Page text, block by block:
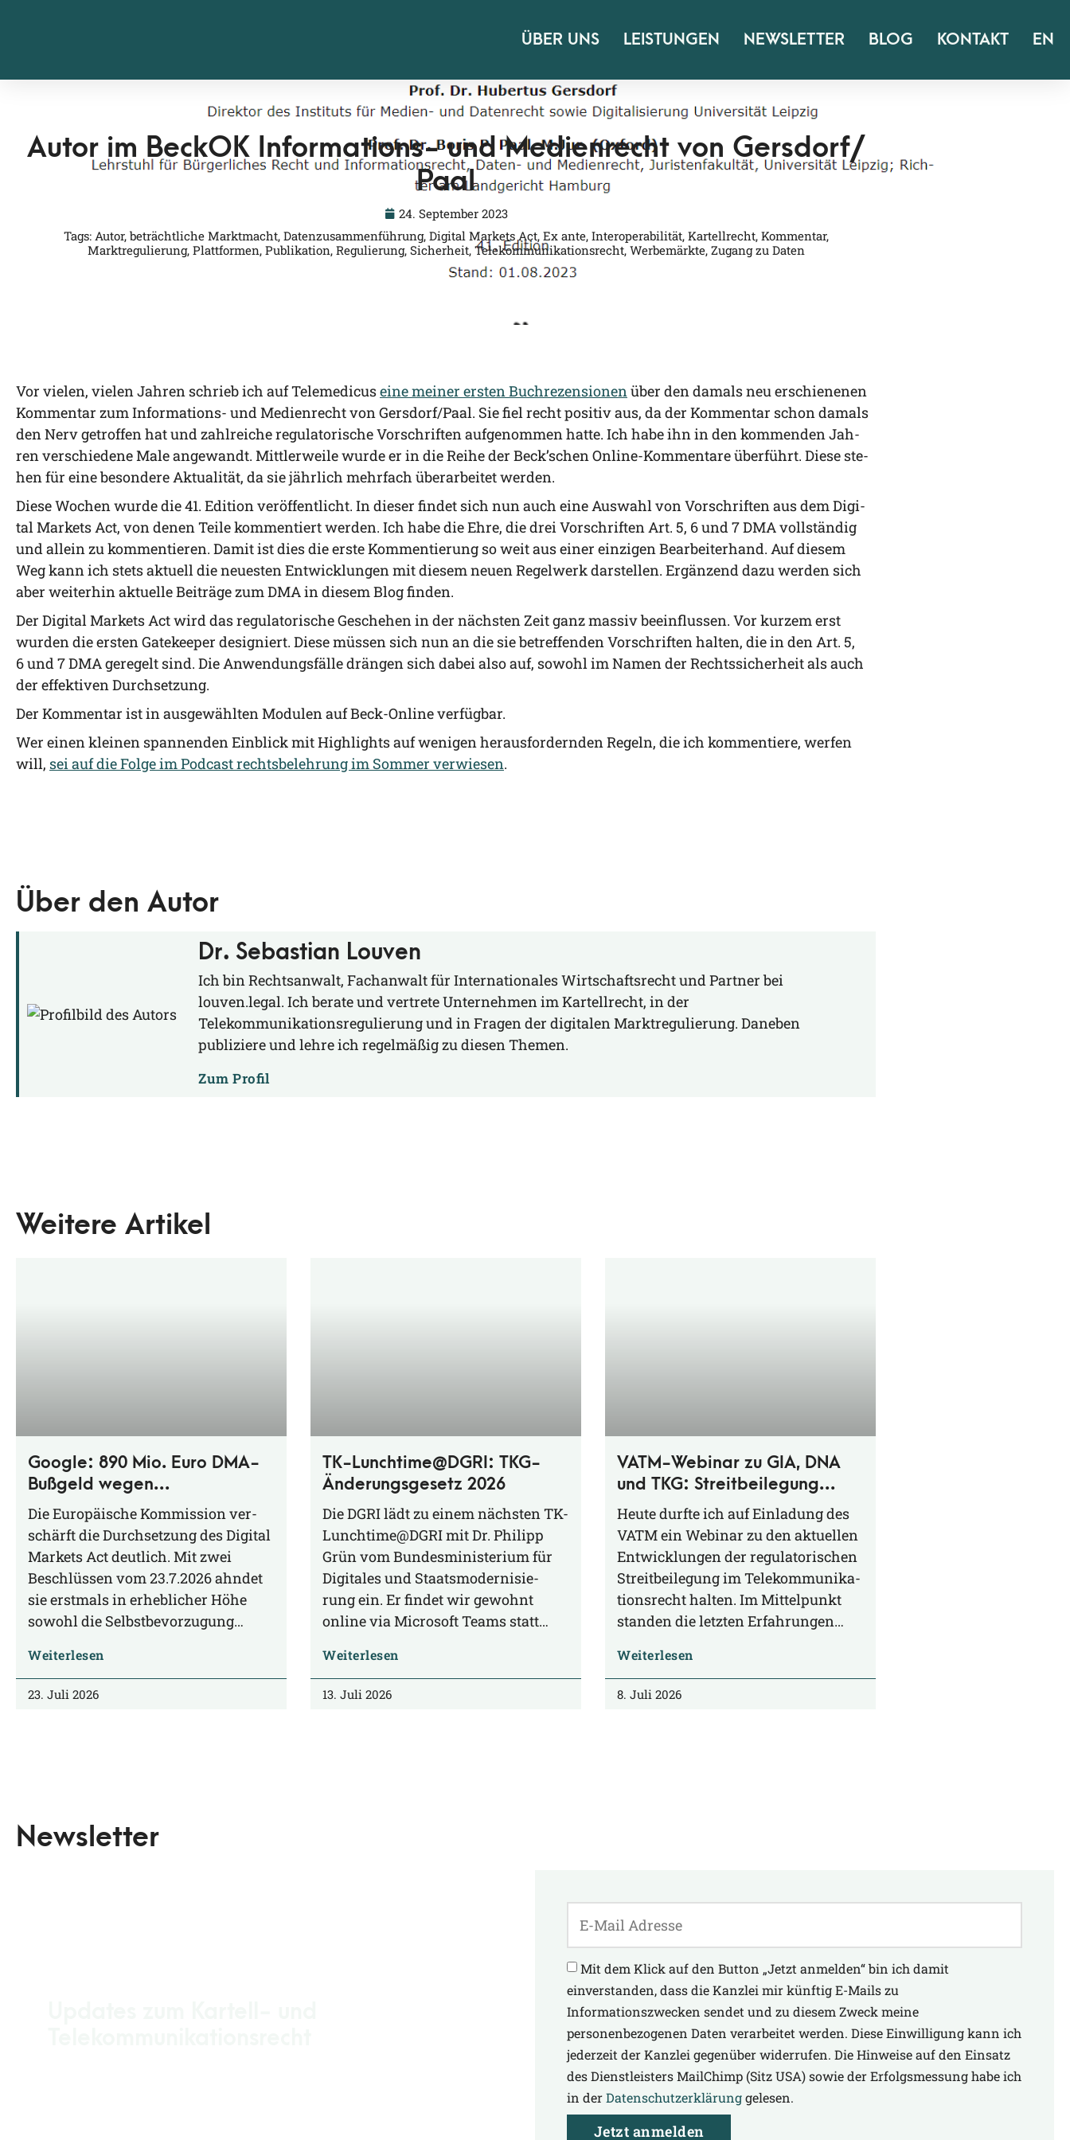
ÜBER UNS LEISTUNGEN NEWSLETTER BLOG KONTAKT EN
Autor im BeckOK Informations- und Medienrecht von Gersdorf/​
Paal
24. September 2023
Tags: Autor, beträchtliche Marktmacht, Datenzusammenführung, Digital Markets Act, Ex ante, Interoperabilität, Kartellrecht, Kommentar,
Marktregulierung, Plattformen, Publikation, Regulierung, Sicherheit, Telekommunikationsrecht, Werbemärkte, Zugang zu Daten
Vor vie­len, vie­len Jah­ren schrieb ich auf Tele­me­di­cuseine mei­ner ers­ten Buch­re­zen­sio­nenüber den damals neu erschie­ne­nen
Kom­men­tar zum Infor­ma­ti­ons- und Medi­en­recht von Gersdorf/​Paal. Sie fiel recht posi­tiv aus, da der Kom­men­tar schon damals
den Nerv getrof­fen hat und zahl­rei­che regu­la­to­ri­sche Vor­schrif­ten auf­ge­nom­men hat­te. Ich habe ihn in den kom­men­den Jah­
ren ver­schie­de­ne Male ange­wandt. Mitt­ler­wei­le wur­de er in die Rei­he der Beck’schen Online-Kom­men­ta­re über­führt. Die­se ste­
hen für eine beson­de­re Aktua­li­tät, da sie jähr­lich mehr­fach über­ar­bei­tet werden.
Die­se Wochen wur­de die 41. Edi­ti­on ver­öf­fent­licht. In die­ser fin­det sich nun auch eine Aus­wahl von Vor­schrif­ten aus dem Digi­
tal Mar­kets Act, von denen Tei­le kom­men­tiert wer­den. Ich habe die Ehre, die drei Vor­schrif­ten Art. 5, 6 und 7 DMA voll­stän­dig
und allein zu kom­men­tie­ren. Damit ist dies die ers­te Kom­men­tie­rung so weit aus einer ein­zi­gen Bear­bei­ter­hand. Auf die­sem
Weg kann ich stets aktu­ell die neu­es­ten Ent­wick­lun­gen mit die­sem neu­en Regel­werk dar­stel­len. Ergän­zend dazu wer­den sich
aber wei­ter­hin aktu­el­le Bei­trä­ge zum DMA in die­sem Blog finden.
Der Digi­tal Mar­kets Act wird das regu­la­to­ri­sche Gesche­hen in der nächs­ten Zeit ganz mas­siv beein­flus­sen. Vor kur­zem erst
wur­den die ers­ten Gate­kee­per desi­gniert. Die­se müs­sen sich nun an die sie betref­fen­den Vor­schrif­ten hal­ten, die in den Art. 5,
6 und 7 DMA gere­gelt sind. Die Anwen­dungs­fäl­le drän­gen sich dabei also auf, sowohl im Namen der Rechts­si­cher­heit als auch
der effek­ti­ven Durchsetzung.
Der Kom­men­tar ist in aus­ge­wähl­ten Modu­len auf Beck-Online verfügbar.
Wer einen klei­nen span­nen­den Ein­blick mit High­lights auf weni­gen her­aus­for­dern­den Regeln, die ich kom­men­tie­re, wer­fen
will, sei auf die Fol­ge im Pod­cast rechts­be­leh­rung im Som­mer ver­wie­sen.
Über den Autor
Dr. Sebastian Louven
Ich bin Rechtsanwalt, Fachanwalt für Internationales Wirtschaftsrecht und Partner bei
louven.legal. Ich berate und vertrete Unternehmen im Kartellrecht, in der
Telekommunikationsregulierung und in Fragen der digitalen Marktregulierung. Daneben
publiziere und lehre ich regelmäßig zu diesen Themen.
Zum Profil
Weitere Artikel
Google: 890 Mio. Euro DMA-
Bußgeld wegen
Selbstbevorzugung und Anti-
Steering
Die Euro­päi­sche Kom­mis­si­on ver­
schärft die Durch­set­zung des Digi­tal
Mar­kets Act deut­lich. Mit zwei
Beschlüs­sen vom 23.7.2026 ahn­det
sie erst­mals in erheb­li­cher Höhe
sowohl die Selbstbevorzugung…
Weiterlesen
23. Juli 2026
TK-Lunchtime@DGRI: TKG-
Änderungsgesetz 2026
Die DGRI lädt zu einem nächs­ten TK-
Lunchtime@DGRI mit Dr. Phil­ipp
Grün vom Bun­des­mi­nis­te­ri­um für
Digi­ta­les und Staats­mo­der­ni­sie­
rung ein. Er fin­det wir gewohnt
online via Micro­soft Teams statt…
Weiterlesen
13. Juli 2026
VATM-Webinar zu GIA, DNA
und TKG: Streitbeilegung
zwischen Anspruch und Praxis
Heu­te durf­te ich auf Ein­la­dung des
VATM ein Web­i­nar zu den aktu­el­len
Ent­wick­lun­gen der regu­la­to­ri­schen
Streit­bei­le­gung im Tele­kom­mu­ni­ka­
ti­ons­recht hal­ten. Im Mit­tel­punkt
stan­den die letz­ten Erfahrungen…
Weiterlesen
8. Juli 2026
Newsletter
Mit dem Klick auf den Button „Jetzt anmelden“ bin ich damit
einverstanden, dass die Kanzlei mir künftig E-Mails zu
Informationszwecken sendet und zu diesem Zweck meine
personenbezogenen Daten verarbeitet werden. Diese Einwilligung kann ich
jederzeit der Kanzlei gegenüber widerrufen. Die Hinweise auf den Einsatz
des Dienstleisters MailChimp (Sitz USA) sowie der Erfolgsmessung habe ich
in derDatenschutzerklärunggelesen.
Jetzt anmelden